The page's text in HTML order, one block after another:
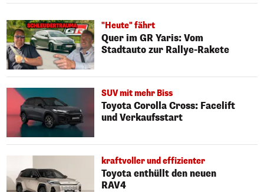
"Heute" fährt
Quer im GR Yaris: Vom
Stadtauto zur Rallye-Rakete
SUV mit mehr Biss
Toyota Corolla Cross: Facelift
und Verkaufsstart
kraftvoller und effizienter
Toyota enthüllt den neuen
RAV4